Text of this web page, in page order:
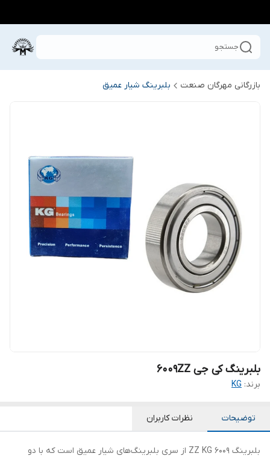
جستجو
بازرگانی مهرگان صنعت بلبرینگ شیار عمیق
بلبرینگ کی جی 6009ZZ
برند: KG
توضیحات نظرات کاربران
بلبرینگ 6009 ZZ KG از سری بلبرینگ‌های شیار عمیق است که با دو